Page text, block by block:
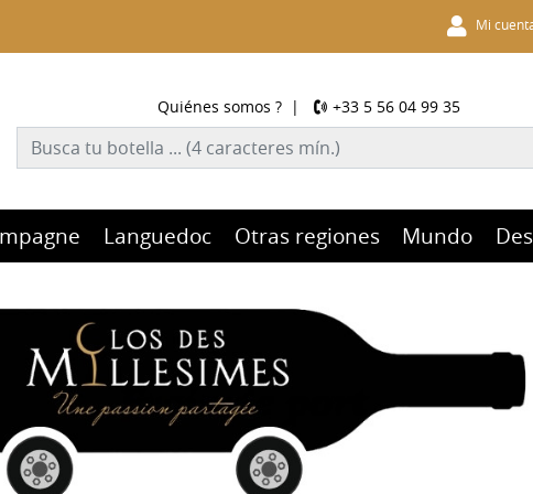
Mi
Quiénes somos ?| +33 5 56 04 99 35
Languedoc Otras regiones Mundo